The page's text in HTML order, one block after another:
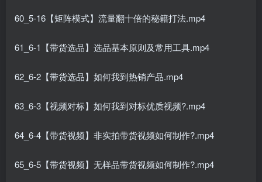
60_5-16【矩阵模式】流量翻十倍的秘籍打法.mp4
61_6-1【带货选品】选品基本原则及常用工具.mp4
62_6-2【带货选品】如何我到热销产品.mp4
63_6-3【视频对标】如何我到对标优质视频?.mp4
64_6-4【带货视频】非实拍带货视频如何制作?.mp4
65_6-5【带货视频】无样品带货视频如何制作?.mp4